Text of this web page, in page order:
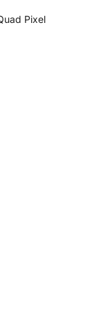
Pixel